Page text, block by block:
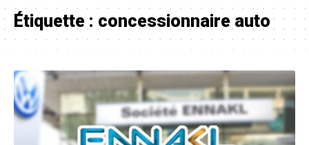
Étiquette :concessionnaire auto